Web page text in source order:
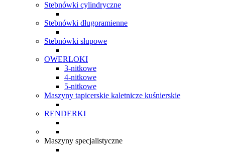
Stebnówki cylindryczne
Stebnówki długoramienne
Stebnówki słupowe
OWERLOKI
3-nitkowe
4-nitkowe
5-nitkowe
Maszyny tapicerskie kaletnicze kuśnierskie
RENDERKI
Maszyny specjalistyczne